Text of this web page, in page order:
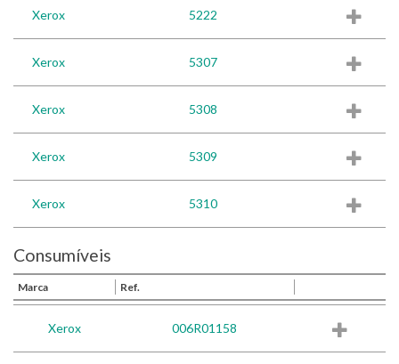
Xerox 5222
Xerox 5307
Xerox 5308
Xerox 5309
Xerox 5310
Consumíveis
Marca Ref.
Xerox 006R01158